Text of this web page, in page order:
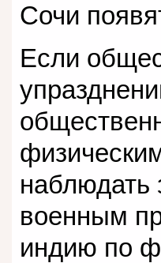
Сочи
Если
наблюдать
военным
индию по